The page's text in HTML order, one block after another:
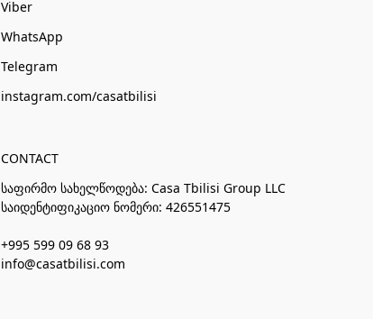
Viber
WhatsApp
Telegram
instagram.com/casatbilisi
CONTACT
საფირმო სახელწოდება: Casa Tbilisi Group LLC
საიდენტიფიკაციო ნომერი: 426551475
+995 599 09 68 93
info@casatbilisi.com